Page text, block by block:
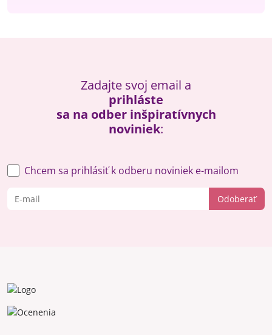
Zadajte svoj email a
prihláste
sa na odber inšpiratívnych
noviniek:
Odoberať
Chcem sa prihlásiť k odberu noviniek e-mailom